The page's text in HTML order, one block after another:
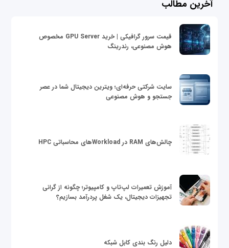
آخرین مطالب
قیمت سرور گرافیکی | خرید GPU Server مخصوص
هوش مصنوعی، رندرینگ
سایت شرکتی حرفه‌ای؛ ویترین دیجیتال شما در عصر
جستجو و هوش مصنوعی
چالش‌های RAM در Workloadهای محاسباتی HPC
آموزش تعمیرات لپ‌تاپ و کامپیوتر؛ چگونه از گرانی
تجهیزات دیجیتال، یک شغل پردرآمد بسازیم؟
دلیل رنگ بندی کابل شبکه